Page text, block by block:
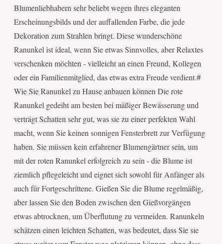
Blumenliebhabern sehr beliebt wegen ihres eleganten
Erscheinungsbilds und der auffallenden Farbe, die jede
Dekoration zum Strahlen bringt. Diese wunderschöne
Ranunkel ist ideal, wenn Sie etwas Sinnvolles, aber Relaxtes
verschenken möchten - vielleicht an einen Freund, Kollegen
oder ein Familienmitglied, das etwas extra Freude verdient.#
Wie Sie Ranunkel zu Hause anbauen können Die rote
Ranunkel gedeiht am besten bei mäßiger Bewässerung und
verträgt Schatten sehr gut, was sie zu einer perfekten Wahl
macht, wenn Sie keinen sonnigen Fensterbrett zur Verfügung
haben. Sie müssen kein erfahrener Blumengärtner sein, um
mit der roten Ranunkel erfolgreich zu sein - die Blume ist
ziemlich pflegeleicht und eignet sich sowohl für Anfänger als
auch für Fortgeschrittene. Gießen Sie die Blume regelmäßig,
aber lassen Sie den Boden zwischen den Gießvorgängen
etwas abtrocknen, um Überflutung zu vermeiden. Ranunkeln
schätzen einen leichten Schatten, was bedeutet, dass Sie sie